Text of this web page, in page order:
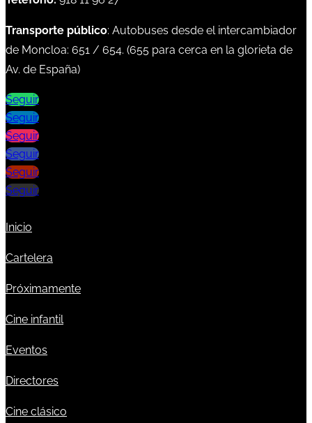
Transporte público: Autobuses desde el intercambiador
de Moncloa: 651 / 654. (655 para cerca en la glorieta de
Av. de España)
Seguir
Seguir
Seguir
Seguir
Seguir
Seguir
Inicio
Cartelera
Próximamente
Cine infantil
Eventos
Directores
Cine clásico